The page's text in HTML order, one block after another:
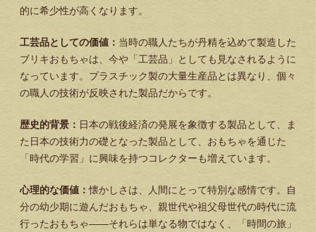
的に希少性が高くなります。
工芸品としての価値： 当時の職人たちが丹精を込めて製造した
ブリキおもちゃは、今や「工芸品」としても見なされるように
なっています。プラスチック製の大量生産品とは異なり、個々
の職人の技術が反映された製品だからです。
歴史的背景： 日本の戦後経済の発展を象徴する製品として、ま
た日本の技術力の礎となった製品として、おもちゃを通じた
「時代の学習」に興味を持つコレクターも増えています。
心理的な価値：懐かしさは、人間にとって特別な感情です。自
分の幼少期に遊んだおもちゃ、親世代や祖父母世代の時代に流
行ったおもちゃ——それらは単なる物ではなく、「時間の旅」